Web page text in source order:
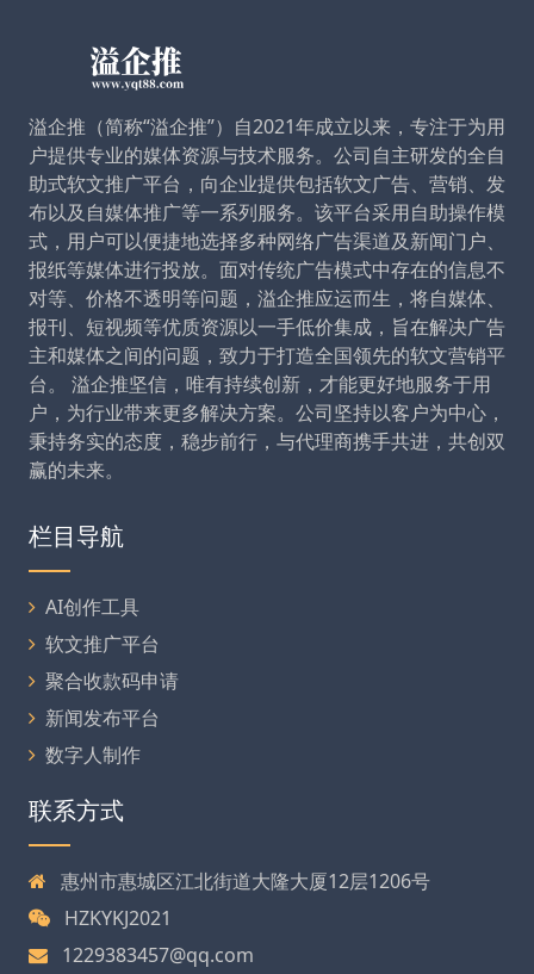
溢企推（简称“溢企推”）自2021年成立以来，专注于为用
户提供专业的媒体资源与技术服务。公司自主研发的全自
助式软文推广平台，向企业提供包括软文广告、营销、发
布以及自媒体推广等一系列服务。该平台采用自助操作模
式，用户可以便捷地选择多种网络广告渠道及新闻门户、
报纸等媒体进行投放。面对传统广告模式中存在的信息不
对等、价格不透明等问题，溢企推应运而生，将自媒体、
报刊、短视频等优质资源以一手低价集成，旨在解决广告
主和媒体之间的问题，致力于打造全国领先的软文营销平
台。 溢企推坚信，唯有持续创新，才能更好地服务于用
户，为行业带来更多解决方案。公司坚持以客户为中心，
秉持务实的态度，稳步前行，与代理商携手共进，共创双
赢的未来。
栏目导航
AI创作工具
软文推广平台
聚合收款码申请
新闻发布平台
数字人制作
联系方式
惠州市惠城区江北街道大隆大厦12层1206号
HZKYKJ2021
1229383457@qq.com